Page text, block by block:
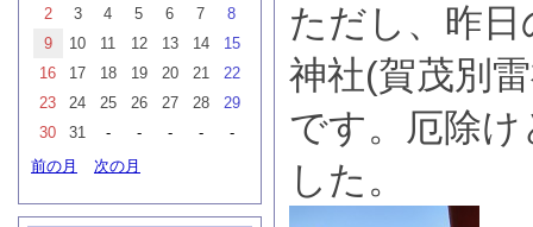
ただし、昨
神社(賀茂別
です。厄除
した。
2
3 4 5 6 7
8
9
10 11 12 13 14
15
16
17 18 19 20 21
22
23
24 25 26 27 28
29
30
31 - - - -
-
前の月
次の月